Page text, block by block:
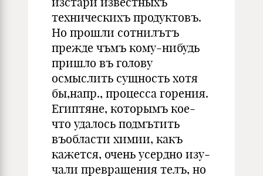
техническихъ продуктовъ.
Но про­шли сотнилътъ
прежде чъмъ кому-нибудь
пришло въ голову
осмыслить сущность хотя
бы,напр., процесса горения.
Египтяне, которымъ кое-
что удалось подмътить
въобласти химии, какъ
кажется, очень усердно изу­
чали превращения телъ, но